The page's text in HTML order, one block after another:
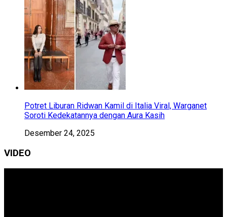
Potret Liburan Ridwan Kamil di Italia Viral, Warganet
Soroti Kedekatannya dengan Aura Kasih
Desember 24, 2025
VIDEO